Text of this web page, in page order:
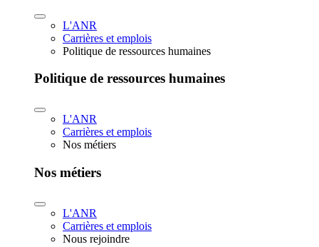
L'ANR
Carrières et emplois
Politique de ressources humaines
Politique de ressources humaines
L'ANR
Carrières et emplois
Nos métiers
Nos métiers
L'ANR
Carrières et emplois
Nous rejoindre